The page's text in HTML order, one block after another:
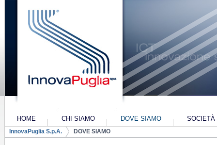
Navigazione
HOME
CHI SIAMO
PIANO INDUSTRIALE 2022-2024
DOVE SIAMO
SOCIETÀ
Breadcrumb
InnovaPuglia S.p.A. DOVE SIAMO